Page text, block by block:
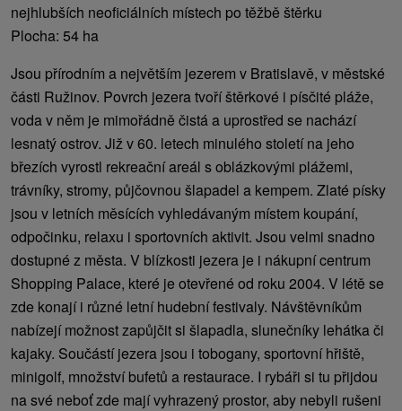
nejhlubších neoficiálních místech po těžbě štěrku
Plocha: 54 ha
Jsou přírodním a největším jezerem v Bratislavě, v městské
části Ružinov. Povrch jezera tvoří štěrkové i písčité pláže,
voda v něm je mimořádně čistá a uprostřed se nachází
lesnatý ostrov. Již v 60. letech minulého století na jeho
březích vyrostl rekreační areál s oblázkovými plážemi,
trávníky, stromy, půjčovnou šlapadel a kempem. Zlaté písky
jsou v letních měsících vyhledávaným místem koupání,
odpočinku, relaxu i sportovních aktivit. Jsou velmi snadno
dostupné z města. V blízkosti jezera je i nákupní centrum
Shopping Palace, které je otevřené od roku 2004. V létě se
zde konají i různé letní hudební festivaly. Návštěvníkům
nabízejí možnost zapůjčit si šlapadla, slunečníky lehátka či
kajaky. Součástí jezera jsou i tobogany, sportovní hřiště,
minigolf, množství bufetů a restaurace. I rybáři si tu přijdou
na své neboť zde mají vyhrazený prostor, aby nebyli rušeni